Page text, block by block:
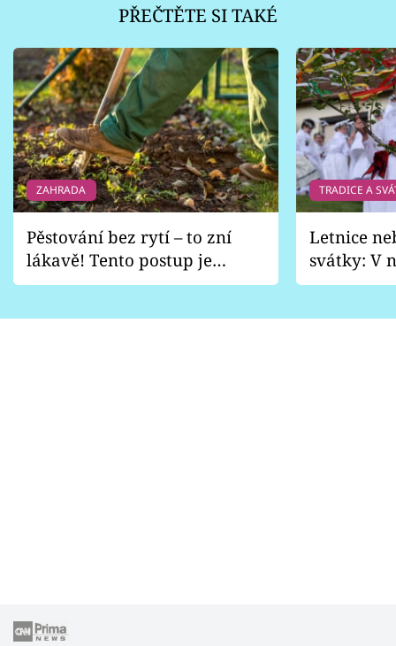
PŘEČTĚTE SI TAKÉ
ZAHRADA
Pěstování bez rytí – to zní
lákavě! Tento postup je
vhodný jen pro některé
TRADICE A
Letnice
svátky: V
pondělí